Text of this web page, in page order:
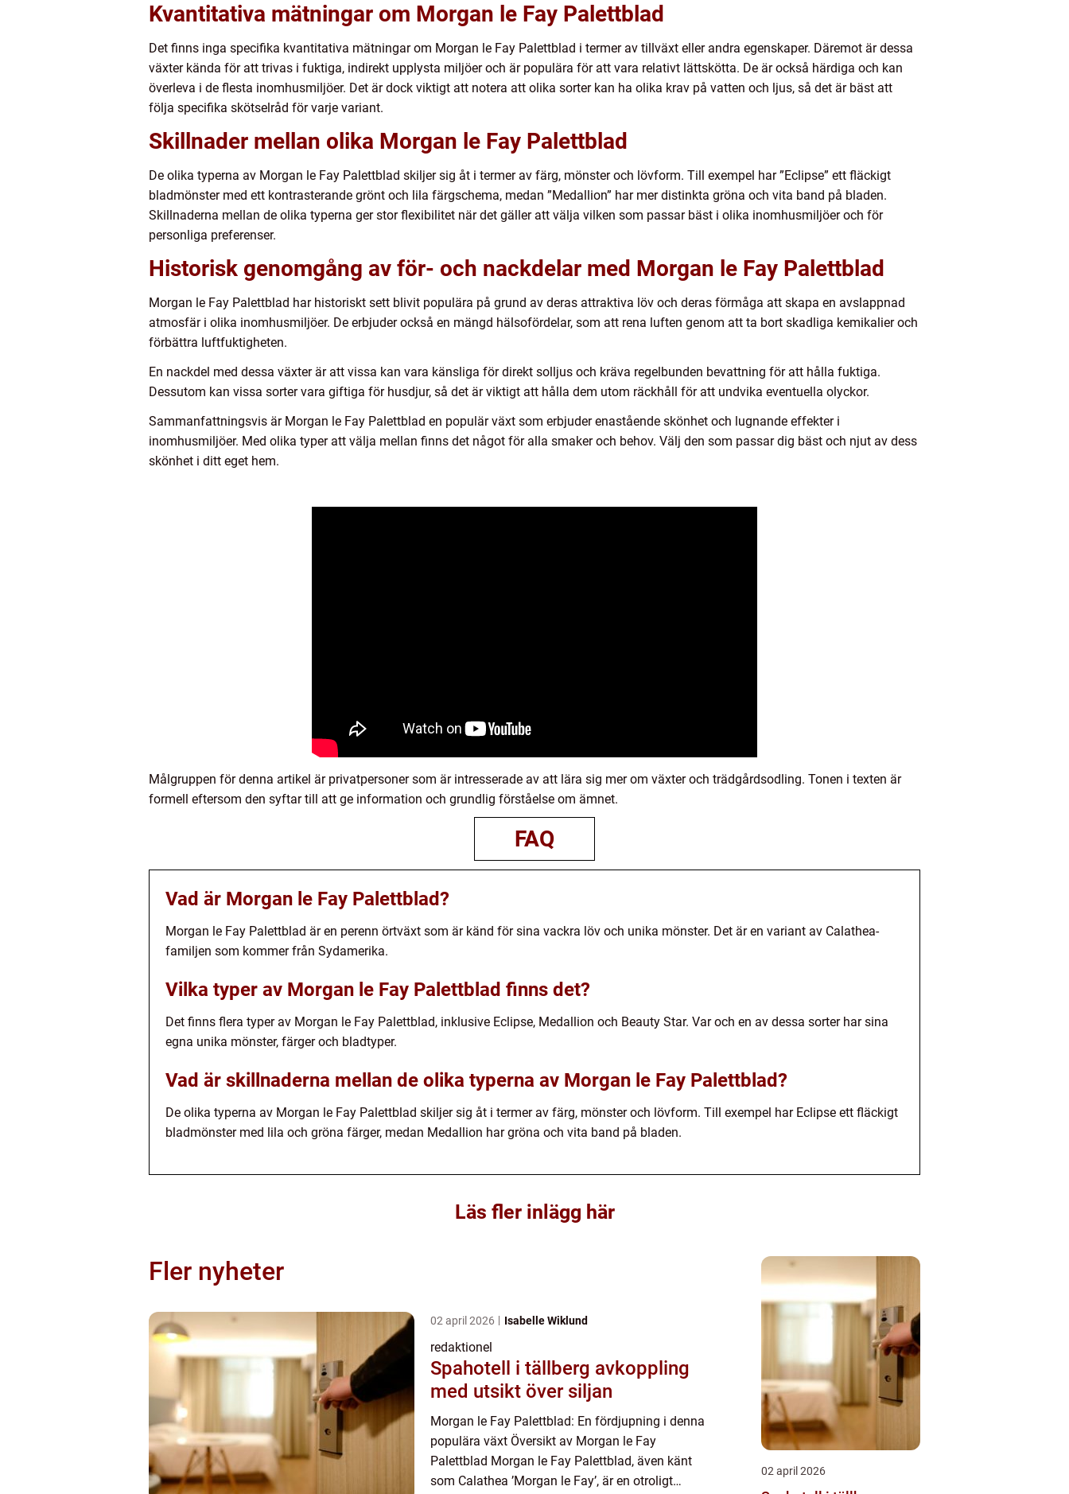
Kvantitativa mätningar om Morgan le Fay Palettblad
Det finns inga specifika kvantitativa mätningar om Morgan le Fay Palettblad i termer av tillväxt eller andra egenskaper. Däremot är dessa
växter kända för att trivas i fuktiga, indirekt upplysta miljöer och är populära för att vara relativt lättskötta. De är också härdiga och kan
överleva i de flesta inomhusmiljöer. Det är dock viktigt att notera att olika sorter kan ha olika krav på vatten och ljus, så det är bäst att
följa specifika skötselråd för varje variant.
Skillnader mellan olika Morgan le Fay Palettblad
De olika typerna av Morgan le Fay Palettblad skiljer sig åt i termer av färg, mönster och lövform. Till exempel har ”Eclipse” ett fläckigt
bladmönster med ett kontrasterande grönt och lila färgschema, medan ”Medallion” har mer distinkta gröna och vita band på bladen.
Skillnaderna mellan de olika typerna ger stor flexibilitet när det gäller att välja vilken som passar bäst i olika inomhusmiljöer och för
personliga preferenser.
Historisk genomgång av för- och nackdelar med Morgan le Fay Palettblad
Morgan le Fay Palettblad har historiskt sett blivit populära på grund av deras attraktiva löv och deras förmåga att skapa en avslappnad
atmosfär i olika inomhusmiljöer. De erbjuder också en mängd hälsofördelar, som att rena luften genom att ta bort skadliga kemikalier och
förbättra luftfuktigheten.
En nackdel med dessa växter är att vissa kan vara känsliga för direkt solljus och kräva regelbunden bevattning för att hålla fuktiga.
Dessutom kan vissa sorter vara giftiga för husdjur, så det är viktigt att hålla dem utom räckhåll för att undvika eventuella olyckor.
Sammanfattningsvis är Morgan le Fay Palettblad en populär växt som erbjuder enastående skönhet och lugnande effekter i
inomhusmiljöer. Med olika typer att välja mellan finns det något för alla smaker och behov. Välj den som passar dig bäst och njut av dess
skönhet i ditt eget hem.
Målgruppen för denna artikel är privatpersoner som är intresserade av att lära sig mer om växter och trädgårdsodling. Tonen i texten är
formell eftersom den syftar till att ge information och grundlig förståelse om ämnet.
FAQ
Vad är Morgan le Fay Palettblad?
Morgan le Fay Palettblad är en perenn örtväxt som är känd för sina vackra löv och unika mönster. Det är en variant av Calathea-
familjen som kommer från Sydamerika.
Vilka typer av Morgan le Fay Palettblad finns det?
Det finns flera typer av Morgan le Fay Palettblad, inklusive Eclipse, Medallion och Beauty Star. Var och en av dessa sorter har sina
egna unika mönster, färger och bladtyper.
Vad är skillnaderna mellan de olika typerna av Morgan le Fay Palettblad?
De olika typerna av Morgan le Fay Palettblad skiljer sig åt i termer av färg, mönster och lövform. Till exempel har Eclipse ett fläckigt
bladmönster med lila och gröna färger, medan Medallion har gröna och vita band på bladen.
Läs fler inlägg här
Fler nyheter
02 april 2026 Isabelle Wiklund
redaktionel
Spahotell i tällberg avkoppling
med utsikt över siljan
Morgan le Fay Palettblad: En fördjupning i denna
populära växt Översikt av Morgan le Fay
Palettblad Morgan le Fay Palettblad, även känt
som Calathea ’Morgan le Fay’, är en otroligt
02 april 2026